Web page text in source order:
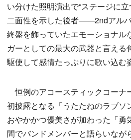
い分けた照明演出で“ステージに立
二面性を示した後者——2ndアル
終盤を飾っていたエモーショナル
ガーとしての最大の武器と言える
駆使して感情たっぷりに歌い込む
恒例のアコースティックコーナ
初披露となる「うたたねのラブソ
おやかかつ優美さが加わった「勇
間でバンドメンバーと語らいなが